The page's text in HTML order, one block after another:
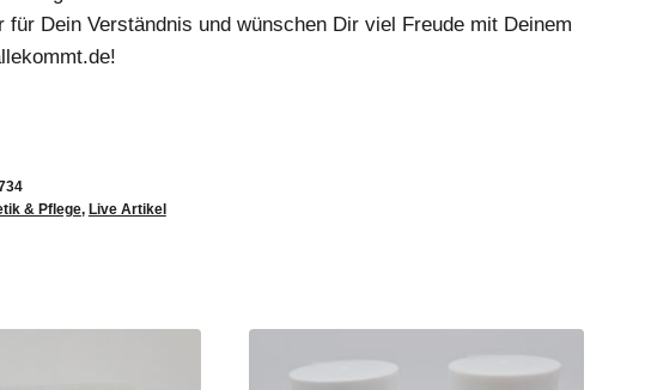
für Dein Verständnis und wünschen Dir viel Freude mit Deinem
& Pflege, Live Artikel